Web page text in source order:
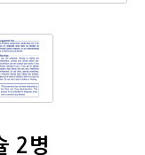
2병